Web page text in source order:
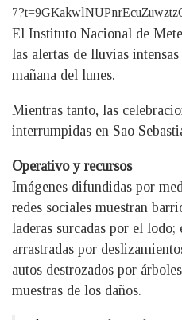
El Instituto Nacional de
las alertas de lluvias
mañana del lunes.
Mientras tanto, las
interrumpidas en Sao
Operativo y recursos
Imágenes difundidas por
redes sociales muestran
laderas surcadas por el lodo;
arrastradas por
autos destrozados por
muestras de los daños.